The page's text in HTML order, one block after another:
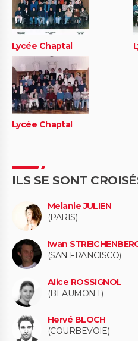
Lycée Chaptal
Lycée Chaptal
ILS SE SONT
Melanie JULIEN
(PARIS)
Iwan
(SAN FRANCISCO)
Alice ROSSIGNOL
(BEAUMONT)
Hervé BLOCH
(COURBEVOIE)